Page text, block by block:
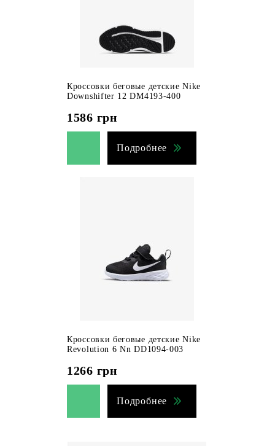
Кроссовки беговые детские Nike
Downshifter 12 DM4193-400
1586 грн
Подробнее
Кроссовки беговые детские Nike
Revolution 6 Nn DD1094-003
1266 грн
Подробнее